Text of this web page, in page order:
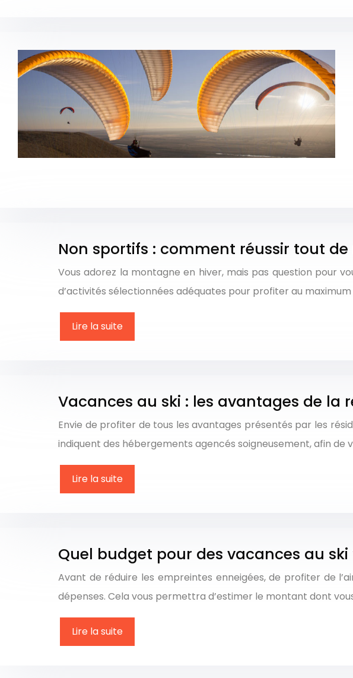
Non sportifs : comment réussir tout
Vous adorez la montagne en hiver, mais pas question pour
d’activités sélectionnées adéquates pour profiter au
Lire la suite
Vacances au ski : les avantages de la
Envie de profiter de tous les avantages présentés par les
indiquent des hébergements agencés soigneusement, afin
Lire la suite
Quel budget pour des vacances au ski
Avant de réduire les empreintes enneigées, de profiter de
dépenses. Cela vous permettra d’estimer le montant dont
Lire la suite